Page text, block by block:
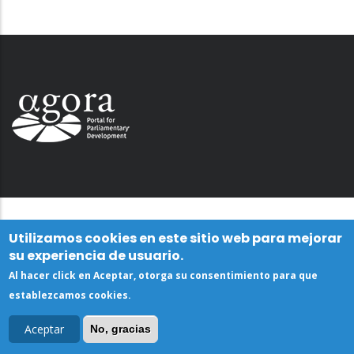
Utilizamos cookies en este sitio web para mejorar
su experiencia de usuario.
Al hacer click en Aceptar, otorga su consentimiento para que
establezcamos cookies.
Aceptar No, gracias